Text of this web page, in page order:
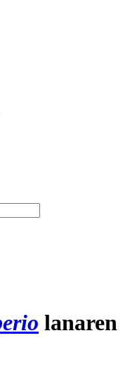
lanaren